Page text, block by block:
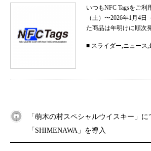
いつもNFC Tagsをご
（土）〜2026年1月4
た商品は年明けに順
■ スライダー,ニュース,
「萌木の村スペシャルウイスキー」
「SHIMENAWA」を導入